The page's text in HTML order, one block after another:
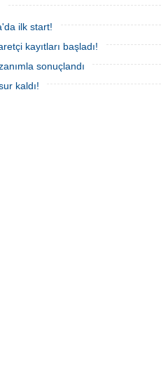
ilk start!
kayıtları başladı!
sonuçlandı
kaldı!